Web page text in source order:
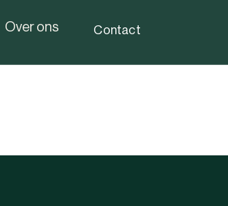
Over ons Contact